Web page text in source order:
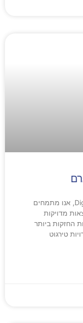
כחלק מהשירותים שאנו מציעים ב-Digitalex, אנו מתמחים
מדויקות
החזקות ביותר
טירגוט